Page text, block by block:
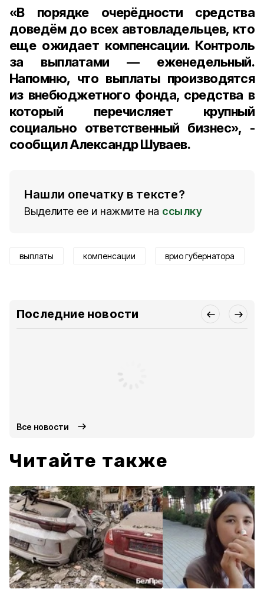
«В порядке очерёдности средства
доведём до всех автовладельцев, кто
еще ожидает компенсации. Контроль
за выплатами — еженедельный.
Напомню, что выплаты производятся
из внебюджетного фонда, средства в
который перечисляет крупный
социально ответственный бизнес», -
сообщил Александр Шуваев.
Нашли опечатку в тексте?
Выделите ее и нажмите на ссылку
выплаты компенсации врио губернатора
Последние новости
Все новости
Читайте также